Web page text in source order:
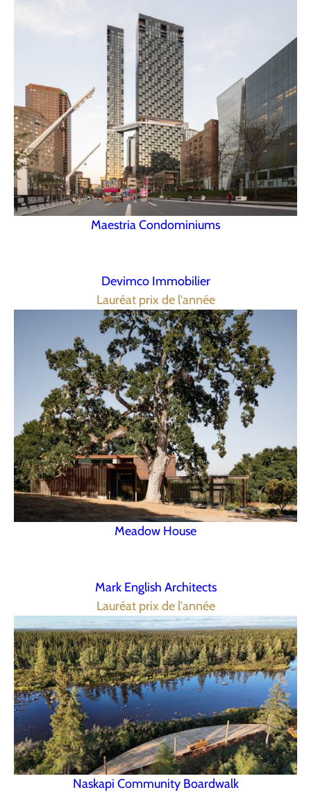
Maestria Condominiums
Devimco Immobilier
Lauréat prix de l'année
Meadow House
Mark English Architects
Lauréat prix de l'année
Naskapi Community Boardwalk